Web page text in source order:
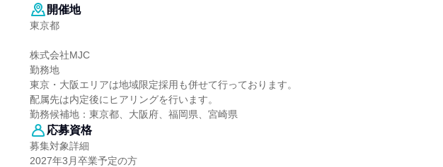
開催地
東京都
株式会社MJC
勤務地
東京・大阪エリアは地域限定採用も併せて行っております。
配属先は内定後にヒアリングを行います。
勤務候補地：東京都、大阪府、福岡県、宮崎県
応募資格
募集対象詳細
2027年3月卒業予定の方